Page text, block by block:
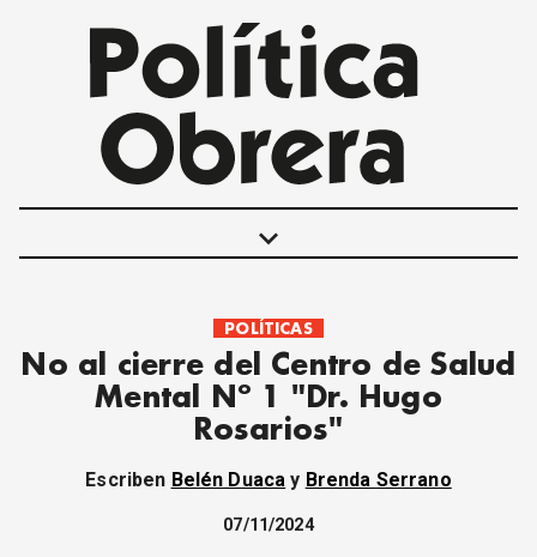
keyboard_arrow_down
POLÍTICAS
INTERNACIONALES
MOVIMIENTO OBRERO
MUJER
SOCIEDAD Y CULTURA
JUVENTUD
POLÍTICAS
No al cierre del Centro de Salud
Mental Nº 1 "Dr. Hugo
Rosarios"
Escriben Belén Duaca y Brenda Serrano
07/11/2024